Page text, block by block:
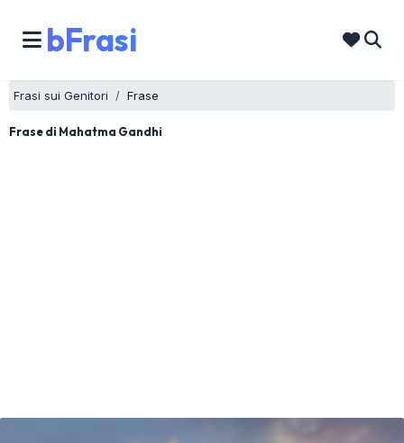
bFrasi
Frasi sui Genitori Frase
Frase di Mahatma Gandhi